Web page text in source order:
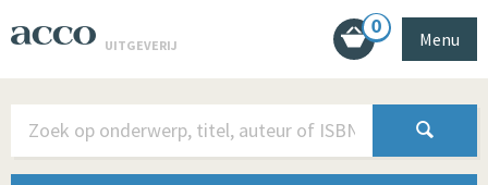
UITGEVERIJ
0
Menu